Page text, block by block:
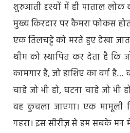
शुरुआती दृश्यों में ही पाताल लोक
मुख्य किरदार पर कैमरा फोकस
एक तिलचट्टे को मरते हुए देखा
थीम को स्थापित कर देता है कि
कामगार हैं, जो हाशिए का वर्ग
चाहे जो भी हो, घटना चाहे जो भी
वह कुचला जाएगा। एक मामूली
गहरा। इस सीरीज़ से हम सबके